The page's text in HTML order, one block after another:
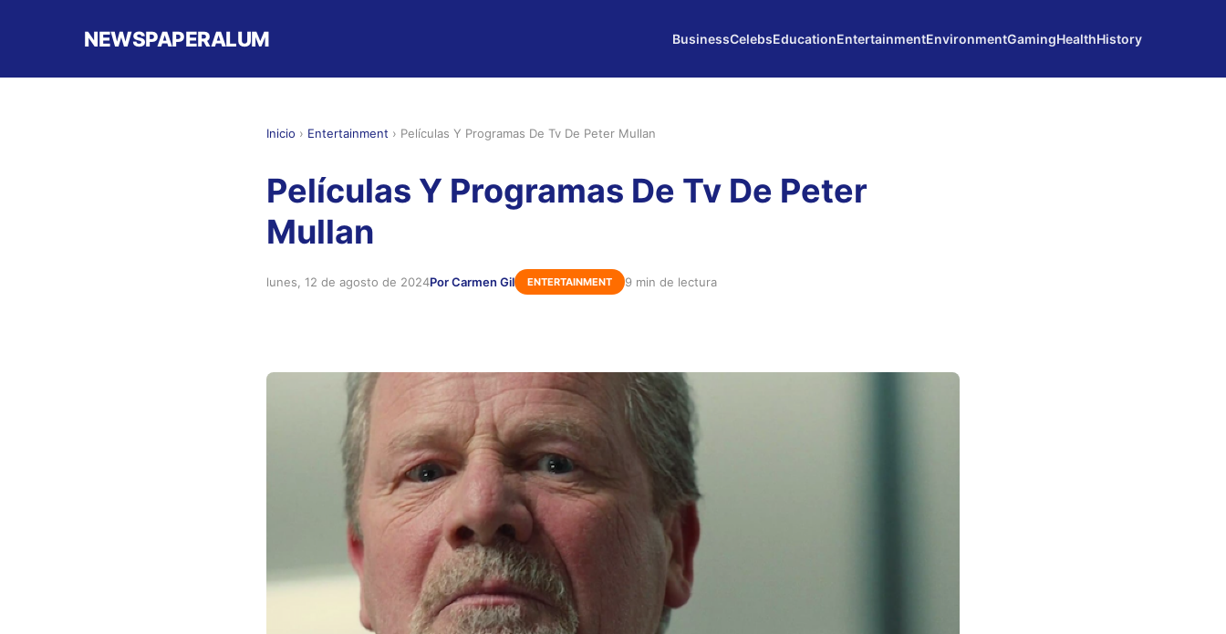
NEWSPAPERALUM BusinessCelebsEducationEntertainmentEnvironmentGamingHealthHistory
Inicio › Entertainment › Películas Y Programas De Tv De Peter Mullan
Películas Y Programas De Tv De Peter
Mullan
lunes, 12 de agosto de 2024Por Carmen Gil ENTERTAINMENT 9 min de lectura